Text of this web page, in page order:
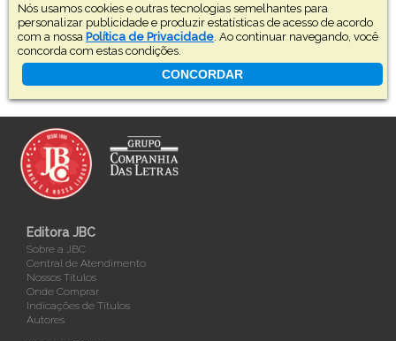
Nós usamos cookies e outras tecnologias semelhantes para
personalizar publicidade e produzir estatísticas de acesso de acordo
com a nossa Política de Privacidade . Ao continuar navegando, você
concorda com estas condições.
CONCORDAR
Editora JBC
Sobre a JBC
Central de Atendimento
Nossos Títulos
Onde Comprar
Indicações de Títulos
Autores